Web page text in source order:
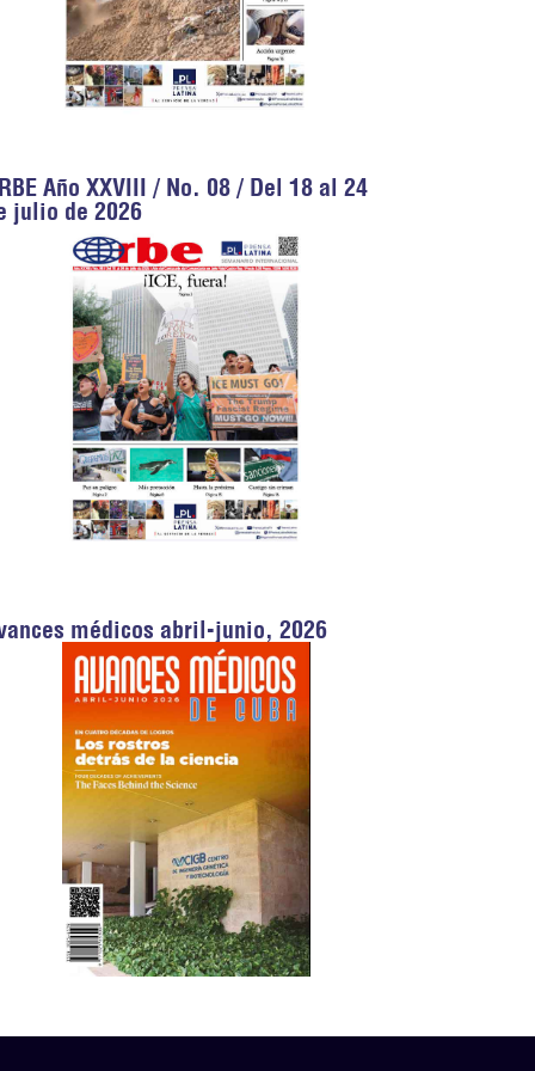
Año XXVIII / No. 08 / Del 18 al 24
julio de 2026
médicos abril-junio, 2026